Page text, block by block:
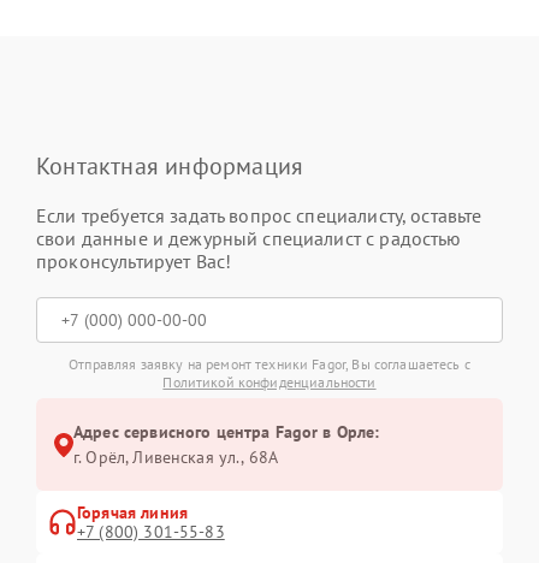
Контактная информация
Если требуется задать вопрос специалисту, оставьте
свои данные и дежурный специалист с радостью
проконсультирует Вас!
Отправляя заявку на ремонт техники Fagor, Вы соглашаетесь с
Политикой конфиденциальности
Адрес сервисного центра Fagor в Орле:
г. Орёл, Ливенская ул., 68А
Горячая линия
+7 (800) 301-55-83